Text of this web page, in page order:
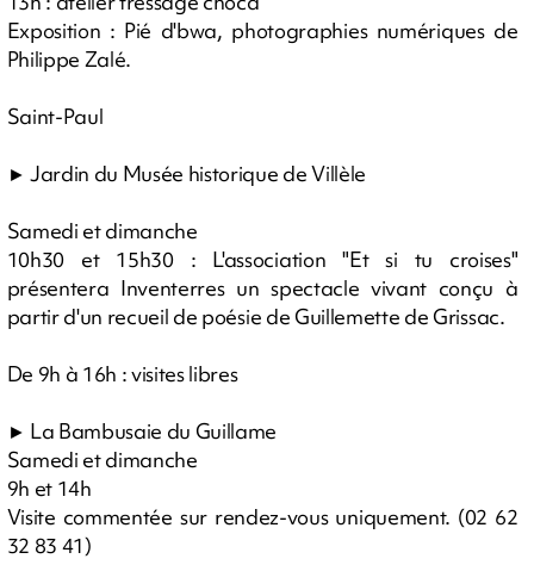
Exposition : Pié d'bwa, photographies numériques de
Philippe Zalé.
Saint-Paul
► Jardin du Musée historique de Villèle
Samedi et dimanche
10h30 et 15h30 : L'association "Et si tu croises"
présentera Inventerres un spectacle vivant conçu à
partir d'un recueil de poésie de Guillemette de Grissac.
De 9h à 16h : visites libres
► La Bambusaie du Guillame
Samedi et dimanche
9h et 14h
Visite commentée sur rendez-vous uniquement. (02 62
32 83 41)